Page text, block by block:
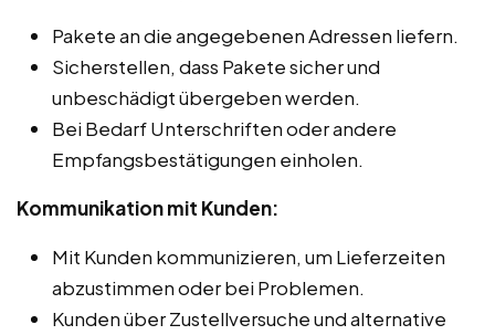
Pakete an die angegebenen Adressen liefern.
Sicherstellen, dass Pakete sicher und
unbeschädigt übergeben werden.
Bei Bedarf Unterschriften oder andere
Empfangsbestätigungen einholen.
Kommunikation mit Kunden:
Mit Kunden kommunizieren, um Lieferzeiten
abzustimmen oder bei Problemen.
Kunden über Zustellversuche und alternative